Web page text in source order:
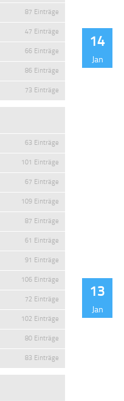
14
Jan
13
Jan
87 Einträge
47 Einträge
66 Einträge
86 Einträge
73 Einträge
63 Einträge
101 Einträge
67 Einträge
109 Einträge
87 Einträge
61 Einträge
91 Einträge
106 Einträge
72 Einträge
102 Einträge
80 Einträge
83 Einträge